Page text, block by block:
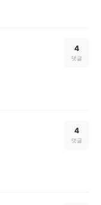
4
댓글
4
댓글